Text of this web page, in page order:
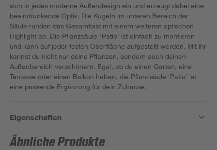
sich in jedes moderne Außendesign ein und erzeugt dabei eine
beeindruckende Optik. Die Kugeln im unteren Bereich der
Säule runden das Gesamtbild mit einem weiteren optischen
Highlight ab. Die Pflanzsäule 'Patio' ist einfach zu montieren
und kann auf jeder festen Oberfläche aufgestellt werden. Mit ihr
kannst du nicht nur deine Pflanzen, sondern auch deinen
Außenbereich verschönern. Egal, ob du einen Garten, eine
Terrasse oder einen Balkon haben, die Pflanzsäule 'Patio' ist
eine passende Ergänzung für dein Zuhause.
Eigenschaften
Ähnliche Produkte